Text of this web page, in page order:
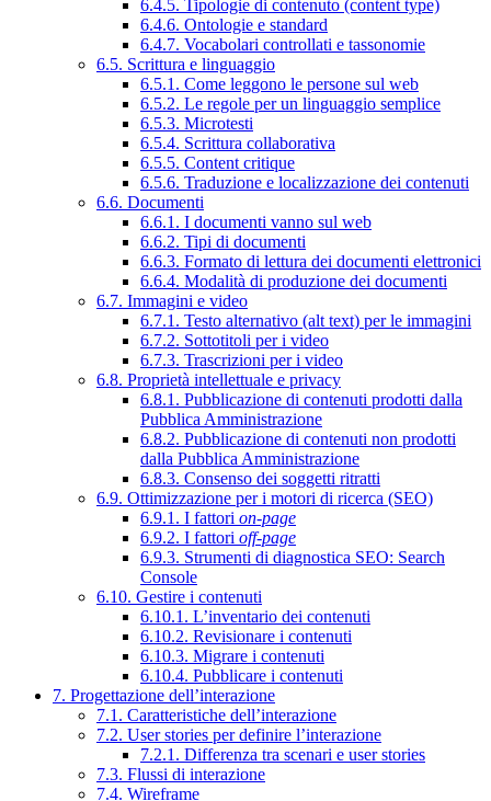
6.4.5. Tipologie di contenuto (content type)
6.4.6. Ontologie e standard
6.4.7. Vocabolari controllati e tassonomie
6.5. Scrittura e linguaggio
6.5.1. Come leggono le persone sul web
6.5.2. Le regole per un linguaggio semplice
6.5.3. Microtesti
6.5.4. Scrittura collaborativa
6.5.5. Content critique
6.5.6. Traduzione e localizzazione dei contenuti
6.6. Documenti
6.6.1. I documenti vanno sul web
6.6.2. Tipi di documenti
6.6.3. Formato di lettura dei documenti elettronici
6.6.4. Modalità di produzione dei documenti
6.7. Immagini e video
6.7.1. Testo alternativo (alt text) per le immagini
6.7.2. Sottotitoli per i video
6.7.3. Trascrizioni per i video
6.8. Proprietà intellettuale e privacy
6.8.1. Pubblicazione di contenuti prodotti dalla
Pubblica Amministrazione
6.8.2. Pubblicazione di contenuti non prodotti
dalla Pubblica Amministrazione
6.8.3. Consenso dei soggetti ritratti
6.9. Ottimizzazione per i motori di ricerca (SEO)
6.9.1. I fattori on-page
6.9.2. I fattori off-page
6.9.3. Strumenti di diagnostica SEO: Search
Console
6.10. Gestire i contenuti
6.10.1. L’inventario dei contenuti
6.10.2. Revisionare i contenuti
6.10.3. Migrare i contenuti
6.10.4. Pubblicare i contenuti
7. Progettazione dell’interazione
7.1. Caratteristiche dell’interazione
7.2. User stories per definire l’interazione
7.2.1. Differenza tra scenari e user stories
7.3. Flussi di interazione
7.4. Wireframe